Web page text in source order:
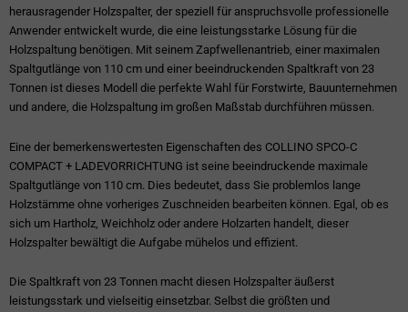
herausragender Holzspalter, der speziell für anspruchsvolle professionelle
Anwender entwickelt wurde, die eine leistungsstarke Lösung für die
Holzspaltung benötigen. Mit seinem Zapfwellenantrieb, einer maximalen
Spaltgutlänge von 110 cm und einer beeindruckenden Spaltkraft von 23
Tonnen ist dieses Modell die perfekte Wahl für Forstwirte, Bauunternehmen
und andere, die Holzspaltung im großen Maßstab durchführen müssen.
Eine der bemerkenswertesten Eigenschaften des COLLINO SPCO-C
COMPACT + LADEVORRICHTUNG ist seine beeindruckende maximale
Spaltgutlänge von 110 cm. Dies bedeutet, dass Sie problemlos lange
Holzstämme ohne vorheriges Zuschneiden bearbeiten können. Egal, ob es
sich um Hartholz, Weichholz oder andere Holzarten handelt, dieser
Holzspalter bewältigt die Aufgabe mühelos und effizient.
Die Spaltkraft von 23 Tonnen macht diesen Holzspalter äußerst
leistungsstark und vielseitig einsetzbar. Selbst die größten und